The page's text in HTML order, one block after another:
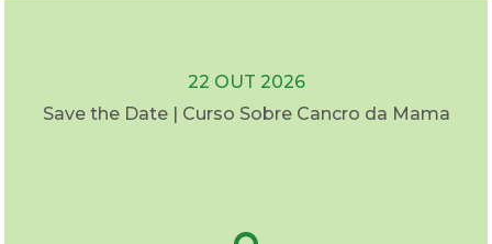
22 OUT 2026
Save the Date | Curso Sobre Cancro da Mama